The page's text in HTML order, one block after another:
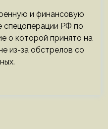
и финансовую
спецоперации РФ по
о которой принято на
из-за обстрелов со